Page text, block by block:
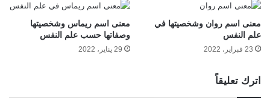
معنى اسم روان وشخصيتها في
علم النفس
23 فبراير، 2022
معنى اسم ريماس وشخصيتها
وصفاتها حسب علم النفس
29 يناير، 2022
اترك تعليقاً